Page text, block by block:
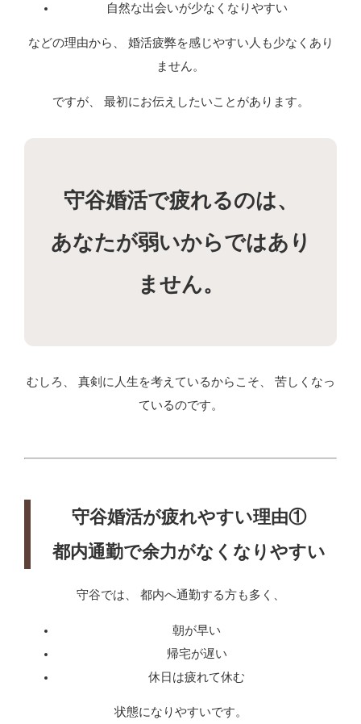
自然な出会いが少なくなりやすい
などの理由から、 婚活疲弊を感じやすい人も少なくあり
ません。
ですが、 最初にお伝えしたいことがあります。
守谷婚活で疲れるのは、
あなたが弱いからではあり
ません。
むしろ、 真剣に人生を考えているからこそ、 苦しくなっ
ているのです。
守谷婚活が疲れやすい理由①
都内通勤で余力がなくなりやすい
守谷では、 都内へ通勤する方も多く、
朝が早い
帰宅が遅い
休日は疲れて休む
状態になりやすいです。